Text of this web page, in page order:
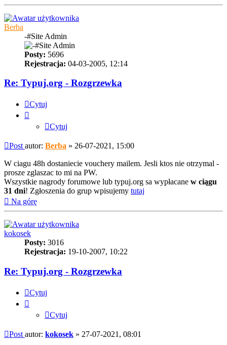
Berba
-#Site Admin
Posty: 5696
Rejestracja: 04-03-2005, 12:14
Re: Typuj.org - Rozgrzewka
Cytuj
Cytuj
Post autor: Berba » 26-07-2021, 15:00
W ciagu 48h dostaniecie vouchery mailem. Jesli ktos nie otrzymal -
prosze zglaszac to mi na PW.
Wszystkie nagrody forumowe lub typuj.org sa wypłacane w ciągu
31 dni! Zgłoszenia do grup wpisujemy tutaj
Na górę
kokosek
Posty: 3016
Rejestracja: 19-10-2007, 10:22
Re: Typuj.org - Rozgrzewka
Cytuj
Cytuj
Post autor: kokosek » 27-07-2021, 08:01